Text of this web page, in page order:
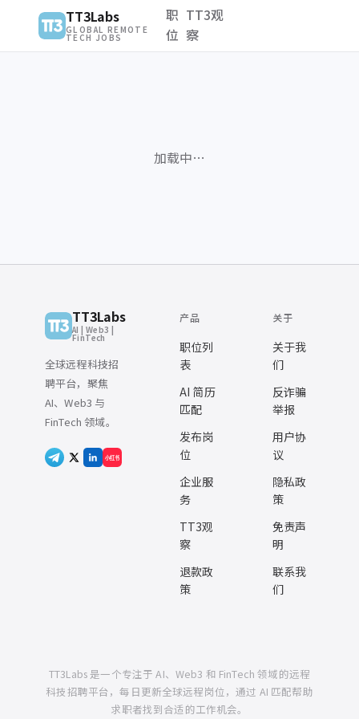
TT3Labs
GLOBAL REMOTE
TECH JOBS
职
位
TT3观
察
加载中…
TT3Labs
AI | Web3 |
FinTech
全球远程科技招
聘平台，聚焦
AI、Web3 与
FinTech 领域。
小红书
产品
职位列
表
AI 简历
匹配
发布岗
位
企业服
务
TT3观
察
退款政
策
关于
关于我
们
反诈骗
举报
用户协
议
隐私政
策
免责声
明
联系我
们
TT3Labs 是一个专注于 AI、Web3 和 FinTech 领域的远程
科技招聘平台，每日更新全球远程岗位，通过 AI 匹配帮助
求职者找到合适的工作机会。